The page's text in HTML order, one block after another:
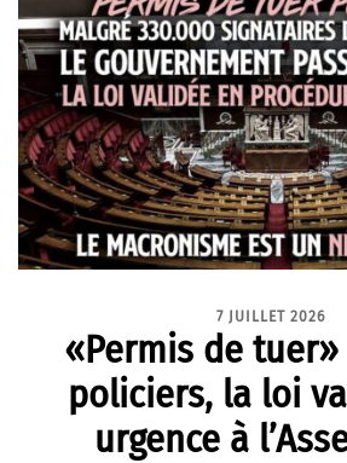
7 JUILLET 2026
«Permis de
policiers, la loi
urgence à